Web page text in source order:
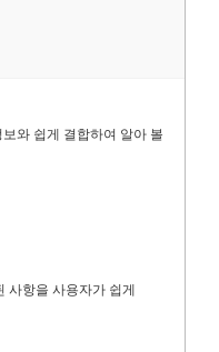
와 쉽게 결합하여 알아 볼
사항을 사용자가 쉽게